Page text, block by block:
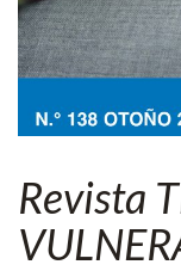
Revista